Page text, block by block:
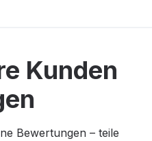
Kunden
Bewertungen – teile